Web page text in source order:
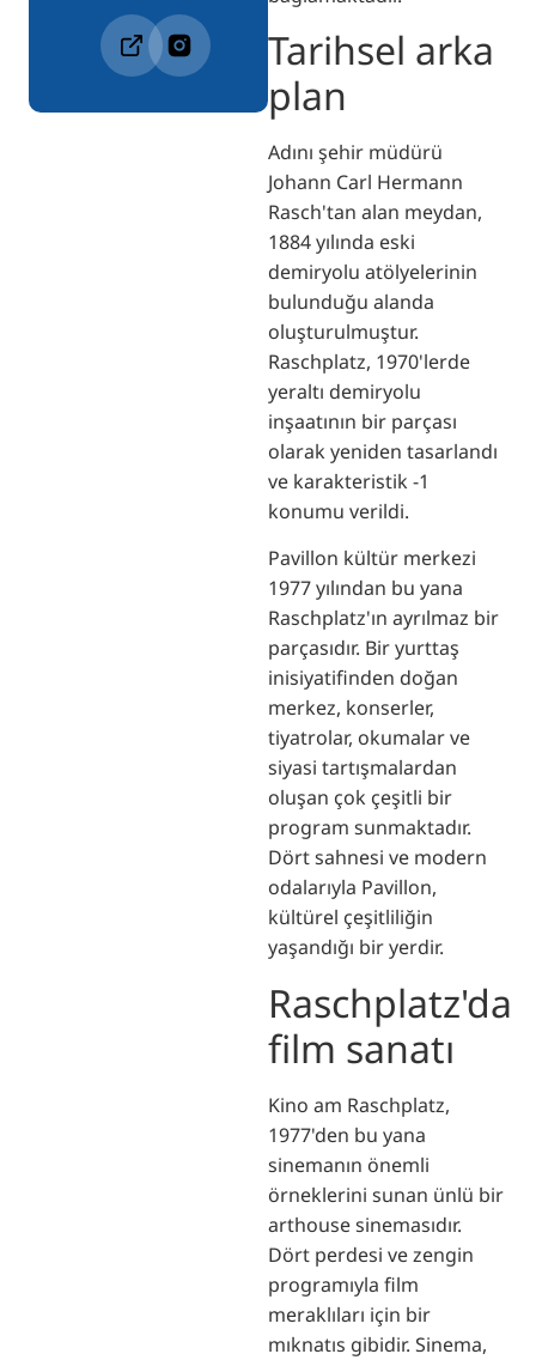
Tarihsel arka
plan
Adını şehir müdürü
Johann Carl Hermann
Rasch'tan alan meydan,
1884 yılında eski
demiryolu atölyelerinin
bulunduğu alanda
oluşturulmuştur.
Raschplatz, 1970'lerde
yeraltı demiryolu
inşaatının bir parçası
olarak yeniden tasarlandı
ve karakteristik -1
konumu verildi.
Pavillon kültür merkezi
1977 yılından bu yana
Raschplatz'ın ayrılmaz bir
parçasıdır. Bir yurttaş
inisiyatifinden doğan
merkez, konserler,
tiyatrolar, okumalar ve
siyasi tartışmalardan
oluşan çok çeşitli bir
program sunmaktadır.
Dört sahnesi ve modern
odalarıyla Pavillon,
kültürel çeşitliliğin
yaşandığı bir yerdir.
Raschplatz'da
film sanatı
Kino am Raschplatz,
1977'den bu yana
sinemanın önemli
örneklerini sunan ünlü bir
arthouse sinemasıdır.
Dört perdesi ve zengin
programıyla film
meraklıları için bir
mıknatıs gibidir. Sinema,